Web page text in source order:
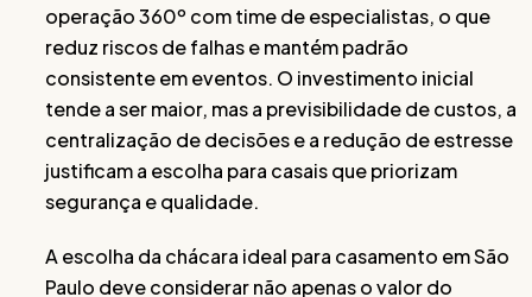
operação 360º com time de especialistas, o que
reduz riscos de falhas e mantém padrão
consistente em eventos. O investimento inicial
tende a ser maior, mas a previsibilidade de custos, a
centralização de decisões e a redução de estresse
justificam a escolha para casais que priorizam
segurança e qualidade.
A escolha da chácara ideal para casamento em São
Paulo deve considerar não apenas o valor do